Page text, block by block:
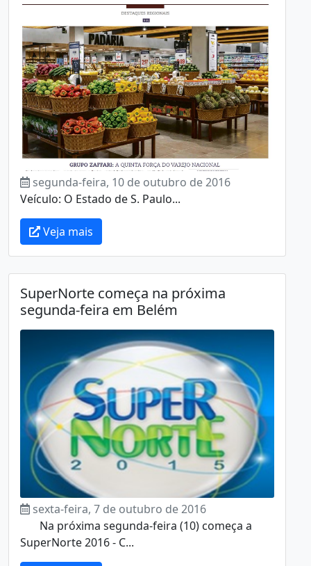
segunda-feira, 10 de outubro de 2016
Veículo: O Estado de S. Paulo...
Veja mais
SuperNorte começa na próxima
segunda-feira em Belém
sexta-feira, 7 de outubro de 2016
Na próxima segunda-feira (10) começa a
SuperNorte 2016 - C...